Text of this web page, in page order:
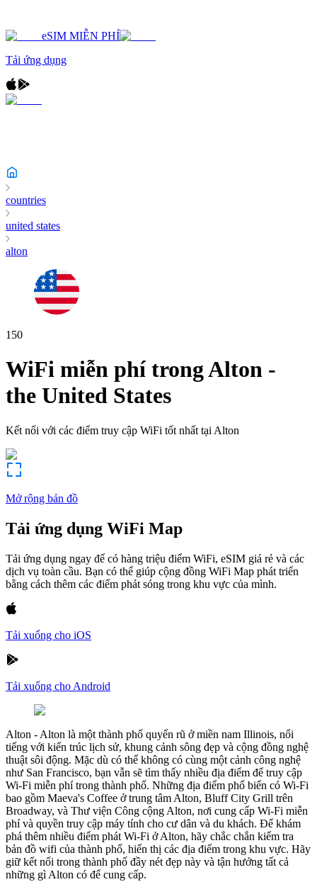
eSIM MIỄN PHÍ
Tải ứng dụng
countries
united states
alton
150
WiFi miễn phí trongAlton -
the United States
Kết nối với các điểm truy cập WiFi tốt nhất tại Alton
Mở rộng bản đồ
Tải ứng dụng WiFi Map
Tải ứng dụng ngay để có hàng triệu điểm WiFi, eSIM giá rẻ và các
dịch vụ toàn cầu. Bạn có thể giúp cộng đồng WiFi Map phát triển
bằng cách thêm các điểm phát sóng trong khu vực của mình.
Tải xuống cho iOS
Tải xuống cho Android
Alton - Alton là một thành phố quyến rũ ở miền nam Illinois, nổi
tiếng với kiến trúc lịch sử, khung cảnh sông đẹp và cộng đồng nghệ
thuật sôi động. Mặc dù có thể không có cùng một cảnh công nghệ
như San Francisco, bạn vẫn sẽ tìm thấy nhiều địa điểm để truy cập
Wi-Fi miễn phí trong thành phố. Những địa điểm phổ biến có Wi-Fi
bao gồm Maeva's Coffee ở trung tâm Alton, Bluff City Grill trên
Broadway, và Thư viện Công cộng Alton, nơi cung cấp Wi-Fi miễn
phí và quyền truy cập máy tính cho cư dân và du khách. Để khám
phá thêm nhiều điểm phát Wi-Fi ở Alton, hãy chắc chắn kiểm tra
bản đồ wifi của thành phố, hiển thị các địa điểm trong khu vực. Hãy
giữ kết nối trong thành phố đầy nét đẹp này và tận hưởng tất cả
những gì Alton có để cung cấp.